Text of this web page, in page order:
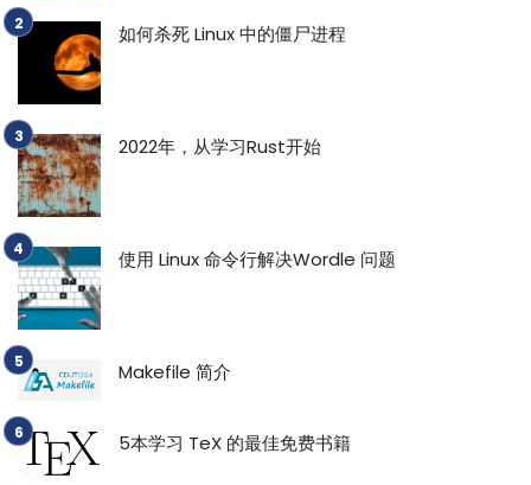
如何杀死 Linux 中的僵尸进程
2022年，从学习Rust开始
使用 Linux 命令行解决Wordle 问题
Makefile 简介
5本学习 TeX 的最佳免费书籍